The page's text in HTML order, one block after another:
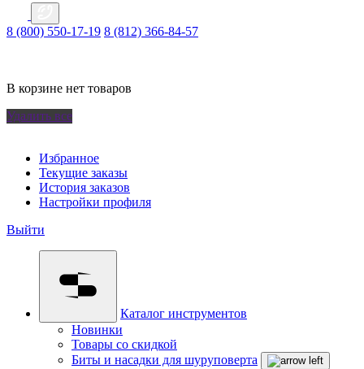
8 (800) 550-17-19 8 (812) 366-84-57
В корзине нет товаров
Удалить все
Избранное
Текущие заказы
История заказов
Настройки профиля
Выйти
Каталог инструментов
Новинки
Товары со скидкой
Биты и насадки для шуруповерта